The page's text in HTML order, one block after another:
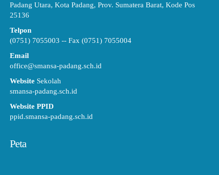
Padang Utara, Kota Padang, Prov. Sumatera Barat, Kode Pos
25136
Telpon
(0751) 7055003 -- Fax (0751) 7055004
Email
office@smansa-padang.sch.id
Website Sekolah
smansa-padang.sch.id
Website PPID
ppid.smansa-padang.sch.id
Peta